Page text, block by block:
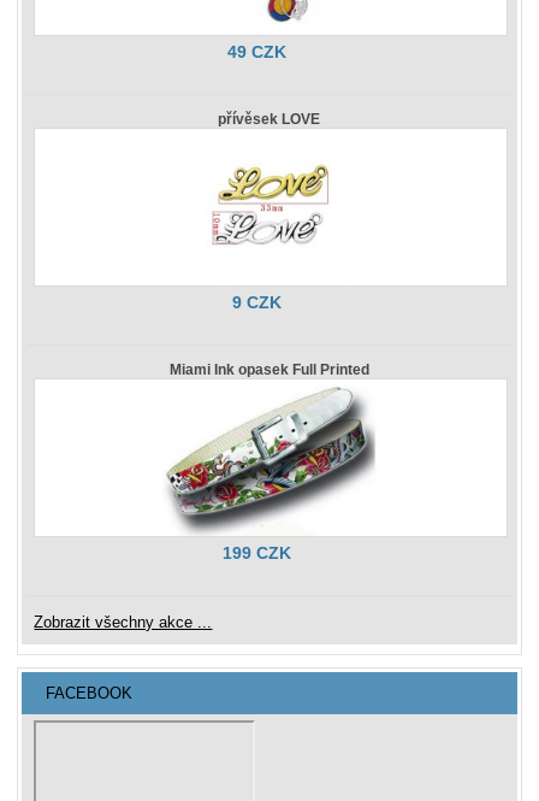
49 CZK
přívěsek LOVE
9 CZK
Miami Ink opasek Full Printed
199 CZK
Zobrazit všechny akce ...
FACEBOOK